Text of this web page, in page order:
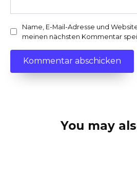
Name, E-Mail-Adresse und
meinen nächsten Kommentar
You may